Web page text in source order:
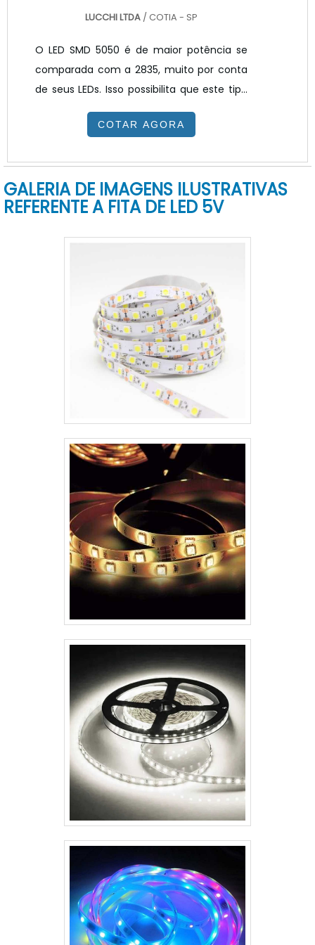
LUCCHI LTDA / COTIA - SP
O LED SMD 5050 é de maior potência se
comparada com a 2835, muito por conta
de seus LEDs. Isso possibilita que este tipo
de produto possa estar disponível no
mercado em versões RGB coloridas, onde
milhões de cores disponíveis. DETALHES
ADICIONAIS SOBRE O PRODUTOAlém de
inseridos em fitas flexíveis, ele pode ser
impresso) é possível desenvolv.
COTAR AGORA
GALERIA DE IMAGENS ILUSTRATIVAS
REFERENTE A FITA DE LED 5V